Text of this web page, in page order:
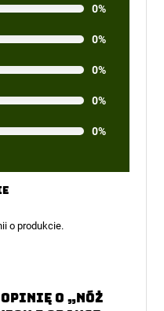
0%
0%
0%
0%
0%
o produkcie.
o „Nóż